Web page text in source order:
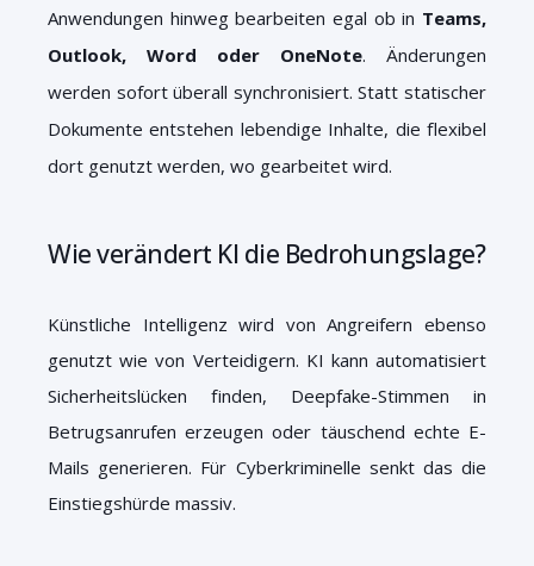
Anwendungen hinweg bearbeiten egal ob in Teams,
Outlook, Word oder OneNote. Änderungen
werden sofort überall synchronisiert. Statt statischer
Dokumente entstehen lebendige Inhalte, die flexibel
dort genutzt werden, wo gearbeitet wird.
Wie verändert KI die Bedrohungslage?
Künstliche Intelligenz wird von Angreifern ebenso
genutzt wie von Verteidigern. KI kann automatisiert
Sicherheitslücken finden, Deepfake-Stimmen in
Betrugsanrufen erzeugen oder täuschend echte E-
Mails generieren. Für Cyberkriminelle senkt das die
Einstiegshürde massiv.